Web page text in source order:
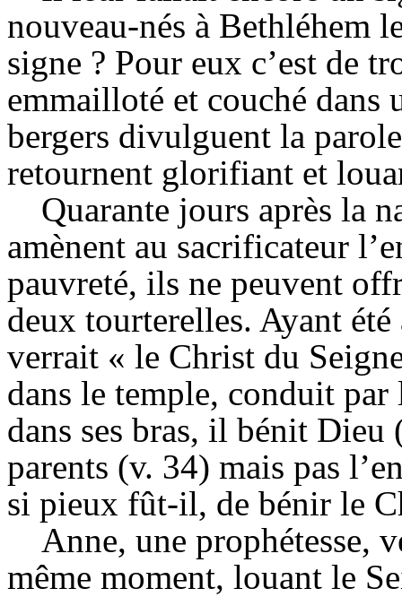
nouveau-nés à Bethléhem
signe ? Pour eux c’est de
emmailloté et couché dans
bergers divulguent la
retournent glorifiant et
Quarante jours après la
amènent au sacrificateur
pauvreté, ils ne peuvent
deux tourterelles. Ayant
verrait « le Christ du
dans le temple, conduit
dans ses bras, il bénit Dieu
parents (v. 34) mais pas
si pieux fût-il, de bénir le
Anne, une prophétesse,
même moment, louant le